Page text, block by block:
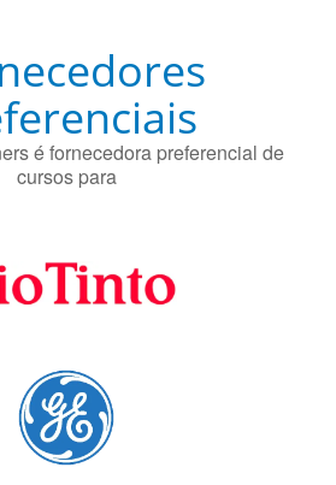
é fornecedora preferencial de
cursos para